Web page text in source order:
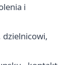
i
dzielnicowi,